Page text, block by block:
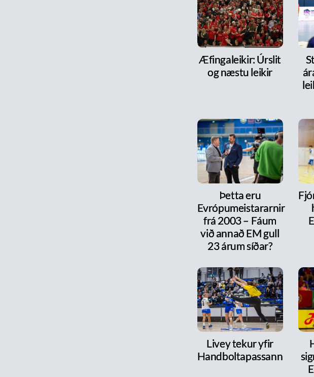
Æfingaleikir: Úrslit
og næstu leikir
Þetta eru
Evrópumeistararnir
frá 2003 – Fáum
við annað EM gull
23 árum síðar?
Livey tekur yfir
Handboltapassann